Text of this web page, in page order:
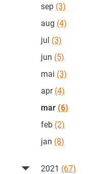
sep (3)
aug (4)
jul (3)
jun (5)
mai (3)
apr(4)
mar (6)
feb (2)
jan (8)
2021 (67)